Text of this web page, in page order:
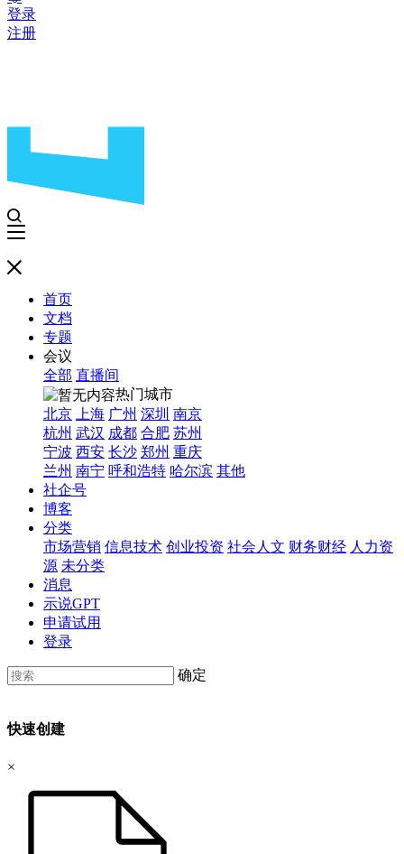
登录
注册
首页
文档
专题
会议
全部 直播间
热门城市
北京
上海 广州 深圳 南京
杭州 武汉 成都 合肥 苏州
宁波 西安 长沙 郑州 重庆
兰州 南宁 呼和浩特 哈尔滨 其他
社企号
博客
分类
市场营销 信息技术 创业投资 社会人文 财务财经 人力资
源 未分类
消息
示说GPT
申请试用
登录
确定
快速创建
×